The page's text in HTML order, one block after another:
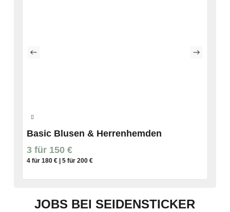
Basic Blusen & Herrenhemden
3 für 150 €
4 für 180 € | 5 für 200 €
JOBS BEI SEIDENSTICKER